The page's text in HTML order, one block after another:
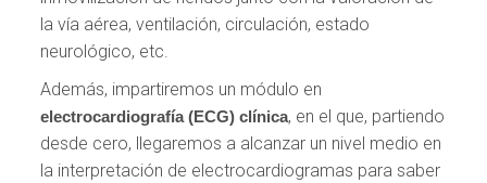
la vía aérea, ventilación, circulación, estado
neurológico, etc.
Además, impartiremos un módulo en
electrocardiografía (ECG) clínica, en el que, partiendo
desde cero, llegaremos a alcanzar un nivel medio en
la interpretación de electrocardiogramas para saber